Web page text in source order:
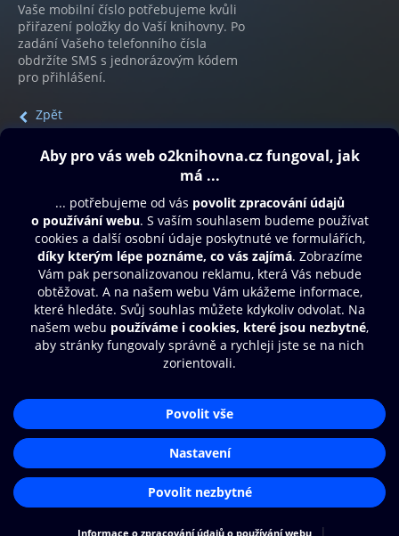
Vaše mobilní číslo potřebujeme kvůli
přiřazení položky do Vaší knihovny. Po
zadání Vašeho telefonního čísla
obdržíte SMS s jednorázovým kódem
pro přihlášení.
Zpět
Obsah ke stažení
Moje O2 Knihovna
Další zábava
© O2 Czech Republic a.s.
Přístupnost
Zásady zpracování osobních údajů
Nastavení cookies
Aplikace O2 Knihovna
Čti a poslouchej své e-knihy a
audioknihy rychleji a pohodlněji.